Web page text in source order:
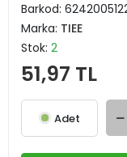
Barkod:
Marka: TIEE
Stok: 2
51,97 TL
Adet